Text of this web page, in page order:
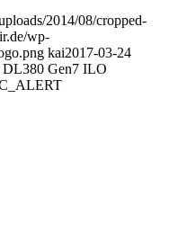
2014/08/cropped-
wp-
kai2017-03-24
DL380 Gen7 ILO